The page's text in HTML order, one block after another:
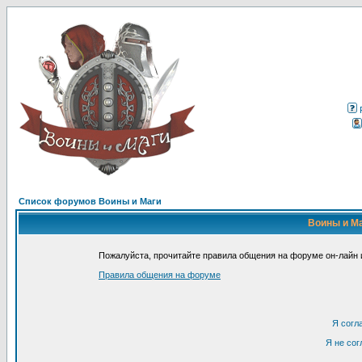
Список форумов Воины и Маги
Воины и
Пожалуйста, прочитайте правила общения на форуме он-
Правила общения на форуме
Я
Я не